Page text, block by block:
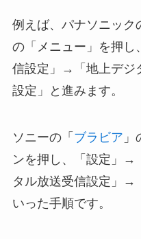
例えば、パナソニック
の「メニュー」を押
信設定」→「地上デジ
設定」と進みます。
ソニーの「 ブラビア
ンを押し、「設定」→
タル放送受信設定」→
いった手順です。